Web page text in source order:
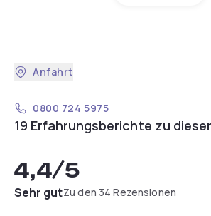
Anfahrt
0800 724 5975
19 Erfahrungsberichte zu
4,4/5
Sehr gutZu den 34 Rezensionen